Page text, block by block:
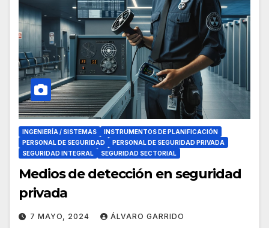
INGENIERÍA / SISTEMAS
INSTRUMENTOS DE PLANIFICACIÓN
PERSONAL DE SEGURIDAD
PERSONAL DE SEGURIDAD PRIVADA
SEGURIDAD INTEGRAL
SEGURIDAD SECTORIAL
Medios de detección en seguridad
privada
7 MAYO, 2024 ÁLVARO GARRIDO